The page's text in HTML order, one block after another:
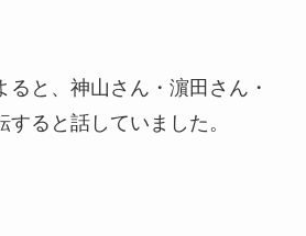
ると、神山さん・濵田さん・
ると話していました。